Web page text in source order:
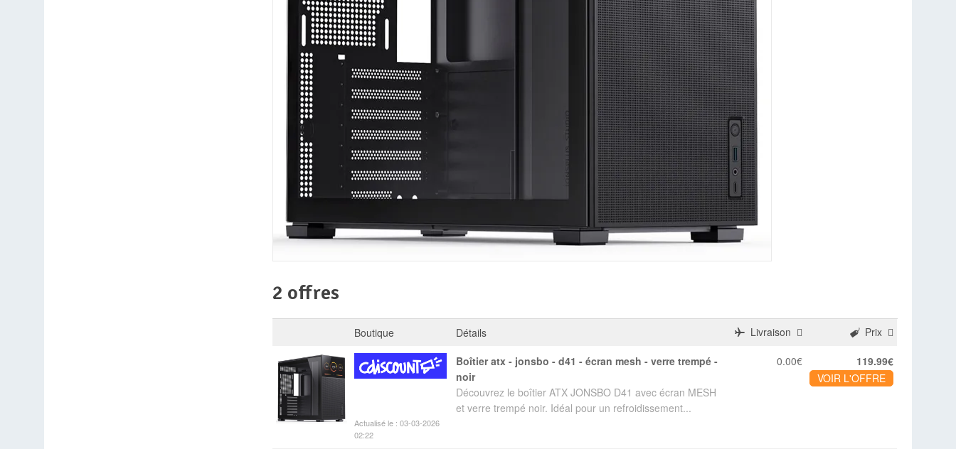
2 offres
Boutique Détails Livraison Prix
Actualisé le : 03-03-2026
02:22
boîtier atx - jonsbo - d41 - écran mesh - verre trempé -
noir
Découvrez le boîtier ATX JONSBO D41 avec écran MESH
et verre trempé noir. Idéal pour un refroidissement...
0.00€
119.99€
VOIR L'OFFRE